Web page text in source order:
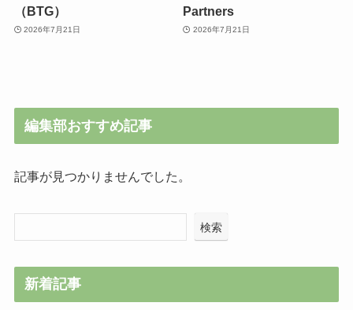
（BTG）
2026年7月21日
Partners
2026年7月21日
編集部おすすめ記事
記事が見つかりませんでした。
検索
新着記事